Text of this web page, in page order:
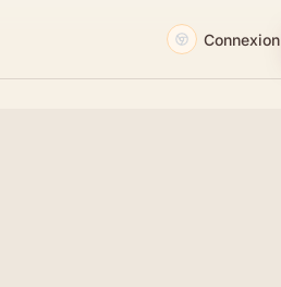
Connexion